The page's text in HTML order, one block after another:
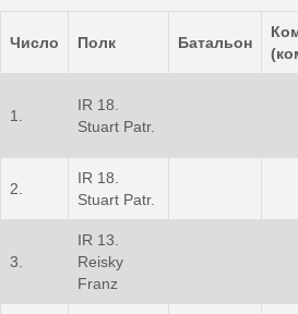
Число Полк Батальон
1.
IR 18.
Stuart Patr.
2.
IR 18.
Stuart Patr.
3.
IR 13.
Reisky
Franz